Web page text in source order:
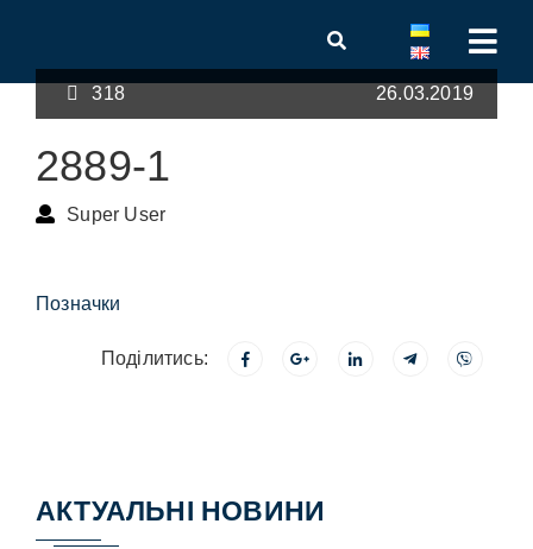
318 26.03.2019
2889-1
Super User
Позначки
Поділитись:
АКТУАЛЬНІ НОВИНИ